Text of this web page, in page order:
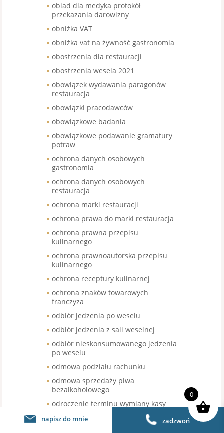
obiad dla medyka protokół
przekazania darowizny
obniżka VAT
obniżka vat na żywność gastronomia
obostrzenia dla restauracji
obostrzenia wesela 2021
obowiązek wydawania paragonów
restauracja
obowiązki pracodawców
obowiązkowe badania
obowiązkowe podawanie gramatury
potraw
ochrona danych osobowych
gastronomia
ochrona danych osobowych
restauracja
ochrona marki restauracji
ochrona prawa do marki restauracja
ochrona prawna przepisu
kulinarnego
ochrona prawnoautorska przepisu
kulinarnego
ochrona receptury kulinarnej
ochrona znaków towarowych
franczyza
odbiór jedzenia po weselu
odbiór jedzenia z sali weselnej
odbiór nieskonsumowanego jedzenia
po weselu
odmowa podziału rachunku
odmowa sprzedaży piwa
bezalkoholowego
odroczenie terminu wymiany kasy
odroczenie wymiany kas fiskalnej
napisz do mnie zadzwoń
0